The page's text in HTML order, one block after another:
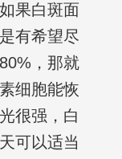
果白斑面
有希望尽
，那就
细胞能恢
很强，白
可以适当